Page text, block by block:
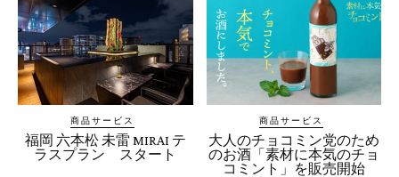
商品サービス
福岡 六本松 未雷 MIRAI テ
ラスプラン スタート
商品サービス
大人のチョコミン党のため
のお酒「素材に本気のチョ
コミント」を販売開始